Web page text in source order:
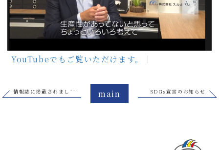
YouTubeでもご覧いただけます。
情報誌に掲載されました。 main SDGs宣言のお知らせ